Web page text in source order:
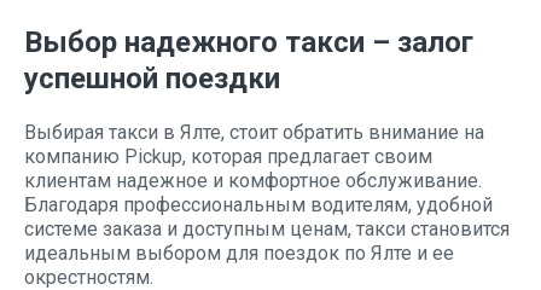
Выбор надежного такси – залог
успешной поездки
Выбирая такси в Ялте, стоит обратить внимание на
компанию Pickup, которая предлагает своим
клиентам надежное и комфортное обслуживание.
Благодаря профессиональным водителям, удобной
системе заказа и доступным ценам, такси становится
идеальным выбором для поездок по Ялте и ее
окрестностям.